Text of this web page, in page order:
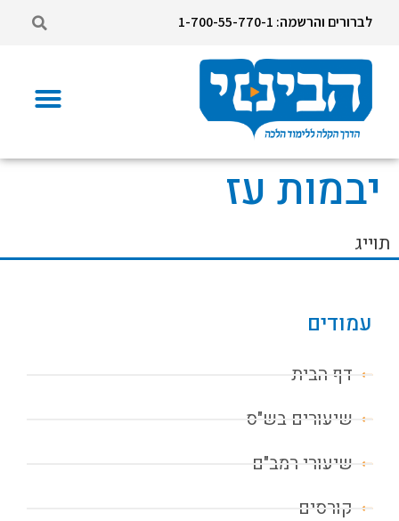
לברורים והרשמה: 1-700-55-770-1
יבמות עז
תוייג
עמודים
דף הבית
שיעורים בש"ס
שיעורי רמב"ם
קורסים